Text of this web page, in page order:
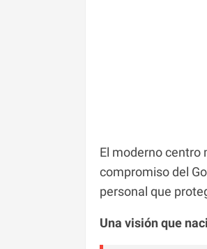
El moderno centro
compromiso del
personal que
Una visión que